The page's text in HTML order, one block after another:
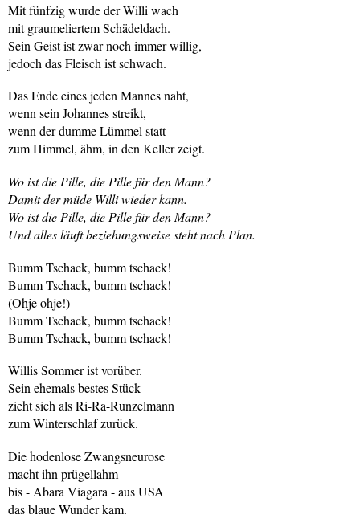
Mit fünfzig wurde der Willi wach
mit graumeliertem Schädeldach.
Sein Geist ist zwar noch immer willig,
jedoch das Fleisch ist schwach.
Das Ende eines jeden Mannes naht,
wenn sein Johannes streikt,
wenn der dumme Lümmel statt
zum Himmel, ähm, in den Keller zeigt.
Wo ist die Pille, die Pille für den Mann?
Damit der müde Willi wieder kann.
Wo ist die Pille, die Pille für den Mann?
Und alles läuft beziehungsweise steht nach Plan.
Bumm Tschack, bumm tschack!
Bumm Tschack, bumm tschack!
(Ohje ohje!)
Bumm Tschack, bumm tschack!
Bumm Tschack, bumm tschack!
Willis Sommer ist vorüber.
Sein ehemals bestes Stück
zieht sich als Ri-Ra-Runzelmann
zum Winterschlaf zurück.
Die hodenlose Zwangsneurose
macht ihn prügellahm
bis - Abara Viagara - aus USA
das blaue Wunder kam.